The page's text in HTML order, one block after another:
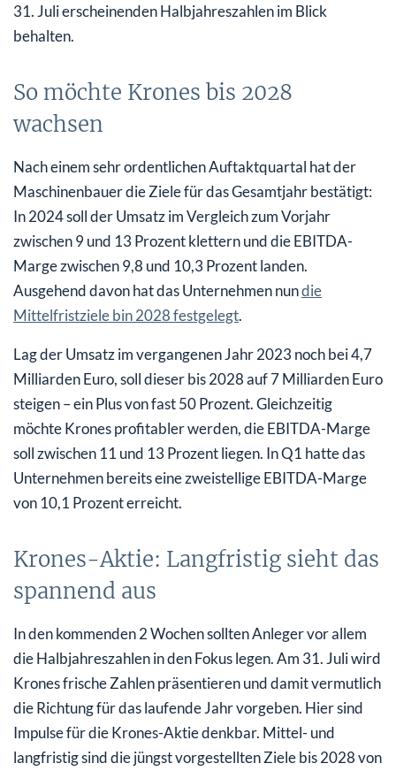
31. Juli erscheinenden Halbjahreszahlen im Blick
behalten.
So möchte Krones bis 2028
wachsen
Nach einem sehr ordentlichen Auftaktquartal hat der
Maschinenbauer die Ziele für das Gesamtjahr bestätigt:
In 2024 soll der Umsatz im Vergleich zum Vorjahr
zwischen 9 und 13 Prozent klettern und die EBITDA-
Marge zwischen 9,8 und 10,3 Prozent landen.
Ausgehend davon hat das Unternehmen nundie
Mittelfristziele bin 2028 festgelegt.
Lag der Umsatz im vergangenen Jahr 2023 noch bei 4,7
Milliarden Euro, soll dieser bis 2028 auf 7 Milliarden Euro
steigen – ein Plus von fast 50 Prozent. Gleichzeitig
möchte Krones profitabler werden, die EBITDA-Marge
soll zwischen 11 und 13 Prozent liegen. In Q1 hatte das
Unternehmen bereits eine zweistellige EBITDA-Marge
von 10,1 Prozent erreicht.
Krones-Aktie: Langfristig sieht das
spannend aus
In den kommenden 2 Wochen sollten Anleger vor allem
die Halbjahreszahlen in den Fokus legen. Am 31. Juli wird
Krones frische Zahlen präsentieren und damit vermutlich
die Richtung für das laufende Jahr vorgeben. Hier sind
Impulse für die Krones-Aktie denkbar. Mittel- und
langfristig sind die jüngst vorgestellten Ziele bis 2028 von